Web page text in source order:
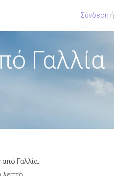
Σύνδεση ή
Γαλλία
Γαλλία.